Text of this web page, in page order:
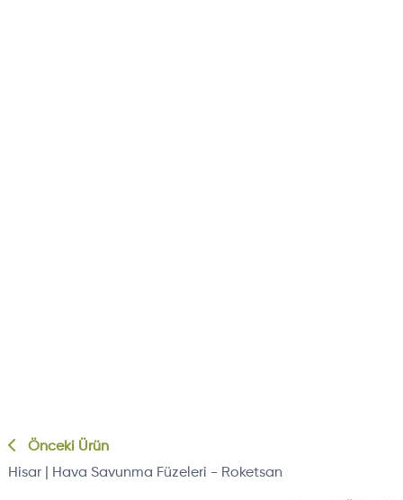
Önceki Ürün
Hisar | Hava Savunma Füzeleri - Roketsan